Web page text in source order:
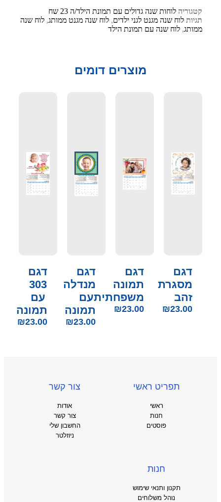
קטגוריה לוחות שנה גדולים עם תמונת הילד/ה 23 שח
תגיות לוח שנה מגנט לגני ילדים, לוח שנה מגנט ממותג, לוח שנה
ממותג, לוח שנה עם תמונת הילד
מוצרים דומים
דגם
מסגרת
זהב
₪23.00
דגם
תמונה
משפחתית
₪23.00
דגם
מנדלה
עם
תמונה
₪23.00
דגם
303
עם
תמונה
₪23.00
תפריט ראשי
ראשי
חנות
פוסטים
צור קשר
אודות
צור קשר
החשבון שלי
ניוזלטר
חנות
תקנון ותנאי שימוש
נוהל משלוחים